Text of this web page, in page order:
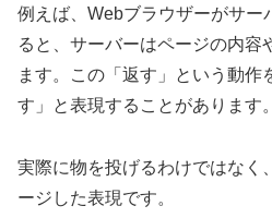
例えば、Webブラウザーがサー
ると、サーバーはページの内容
ます。この「返す」という動作
す」と表現することがあります。
実際に物を投げるわけではなく
ージした表現です。